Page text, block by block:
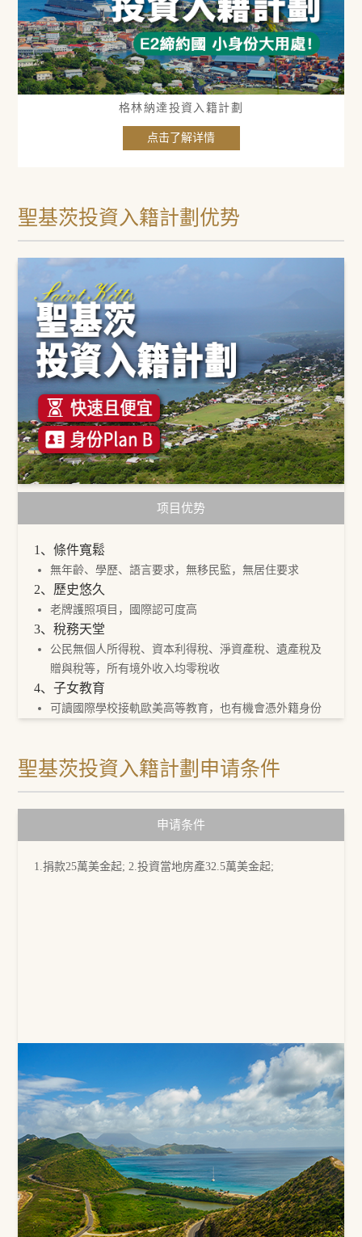
格林納達投資入籍計劃
点击了解详情
聖基茨投資入籍計劃优势
项目优势
1、條件寬鬆
無年齡、學歷、語言要求，無移民監，無居住要求
2、歷史悠久
老牌護照項目，國際認可度高
3、稅務天堂
公民無個人所得稅、資本利得稅、淨資產稅、遺產稅及
贈與稅等，所有境外收入均零稅收
4、子女教育
可讀國際學校接軌歐美高等教育，也有機會憑外籍身份
以外商身份投資將獲得更多優惠
護照免籤160個國家和地區
聖基茨投資入籍計劃申请条件
申请条件
1.捐款25萬美金起; 2.投資當地房產32.5萬美金起;